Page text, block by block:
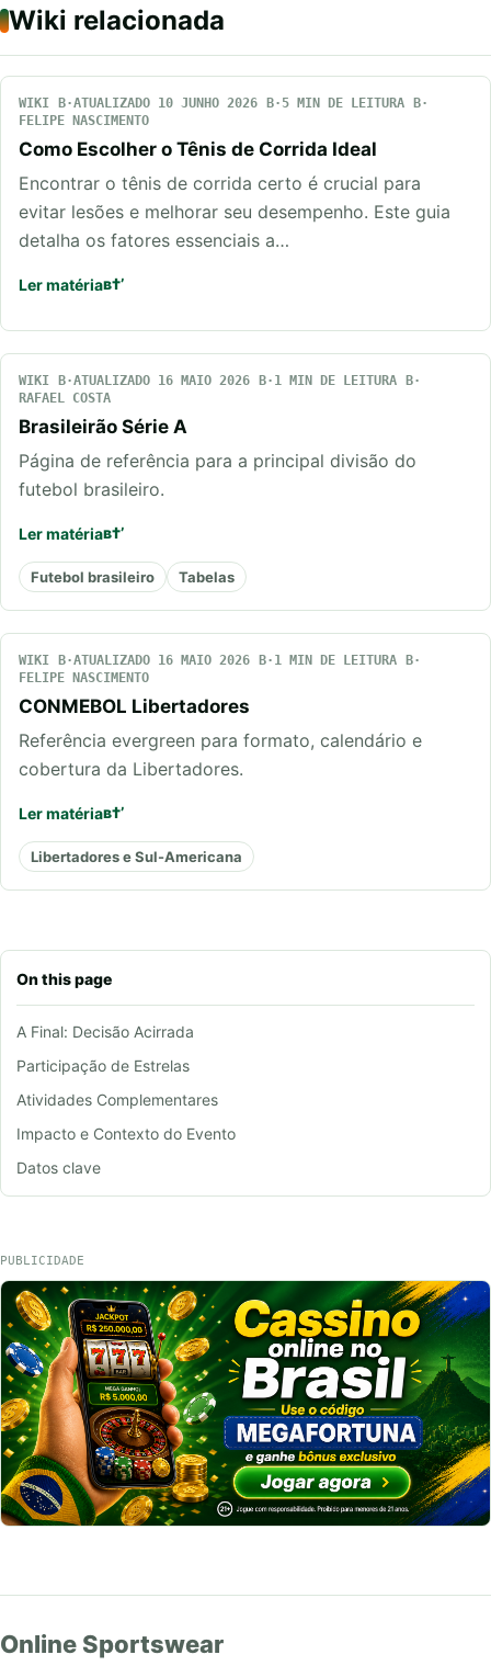
On this page
A Final: Decisão Acirrada
Participação de Estrelas
Atividades Complementares
Impacto e Contexto do Evento
Datos clave
Wiki relacionada
WIKI ATUALIZADO 10 JUNHO 2026
5 MIN DE LEITURA
FELIPE NASCIMENTO
Como Escolher o Tênis de Corrida Ideal
Encontrar o tênis de corrida certo é crucial para
evitar lesões e melhorar seu desempenho. Este guia
detalha os fatores essenciais a…
Ler matéria
WIKI ATUALIZADO 16 MAIO 2026
1 MIN DE LEITURA
RAFAEL COSTA
Brasileirão Série A
Página de referência para a principal divisão do
futebol brasileiro.
Ler matéria
Futebol brasileiro Tabelas
WIKI ATUALIZADO 16 MAIO 2026
1 MIN DE LEITURA
FELIPE NASCIMENTO
CONMEBOL Libertadores
Referência evergreen para formato, calendário e
cobertura da Libertadores.
Ler matéria
Libertadores e Sul-Americana
PUBLICIDADE
Online Sportswear